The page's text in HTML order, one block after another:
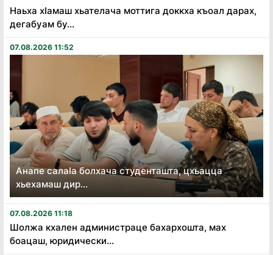
Наьха хӏамаш хьателача моттига доккха къоал дарах,
дегабуам бу...
07.08.2026 11:52
Анапе салаӏа болхача студенташта, цхьацца
хьехамаш дир...
07.08.2026 11:18
Шолжа кхален администраце бахархошта, мах
боацаш, юридически...